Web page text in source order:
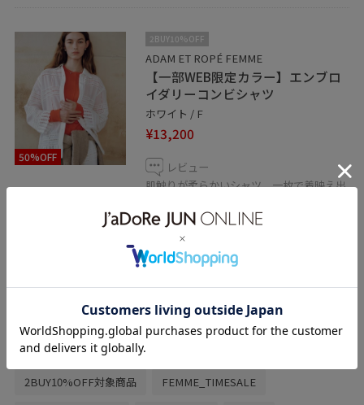
50%OFF
2BUY10%OFF
ADAM ET ROPÉ FEMME
【一部WEB限定カラー】エンブロ
イダリーコンビシャツ
ホワイト / F
¥13,200
レビュー
肌触りが柔らかいシャツ。一枚で着映え出
躍するアイテム。セットアップでの着用も
可能〜！
ジャケット/アウター テーラードジャケット サンダル
GAA06090 GAH06080
2BUY10%OFF対象商品 FEMME_TIMESALE